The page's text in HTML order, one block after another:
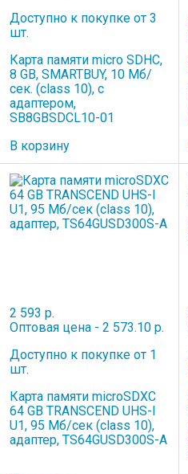
Доступно к покупке от 3
шт.
Карта памяти micro SDHC,
8 GB, SMARTBUY, 10 Мб/
сек. (class 10), с
адаптером,
SB8GBSDCL10-01
В корзину
2 593 р.
Оптовая цена - 2 573.10 р.
Доступно к покупке от 1
шт.
Карта памяти microSDXC
64 GB TRANSCEND UHS-I
U1, 95 Мб/сек (class 10),
адаптер, TS64GUSD300S-A